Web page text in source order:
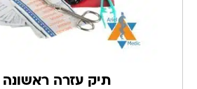
תיק עזרה ראשונה